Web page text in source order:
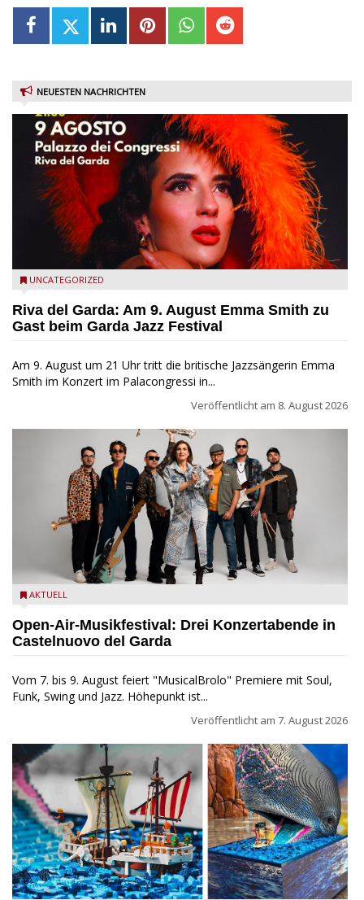
NEUESTEN NACHRICHTEN
Riva del Garda - Emma Smith zu Gast beim Garda Jazz
UNCATEGORIZED
Riva del Garda: Am 9. August Emma Smith zu
Gast beim Garda Jazz Festival
Am 9. August um 21 Uhr tritt die britische Jazzsängerin Emma
Smith im Konzert im Palacongressi in...
Veröffentlicht am 8. August 2026
Castelnuovo del Garda: Die "Dirotta su Cuba" zu Gast beim
AKTUELL
Open-Air-Musikfestival: Drei Konzertabende in
Castelnuovo del Garda
Vom 7. bis 9. August feiert "MusicalBrolo" Premiere mit Soul,
Funk, Swing und Jazz. Höhepunkt ist...
Veröffentlicht am 7. August 2026